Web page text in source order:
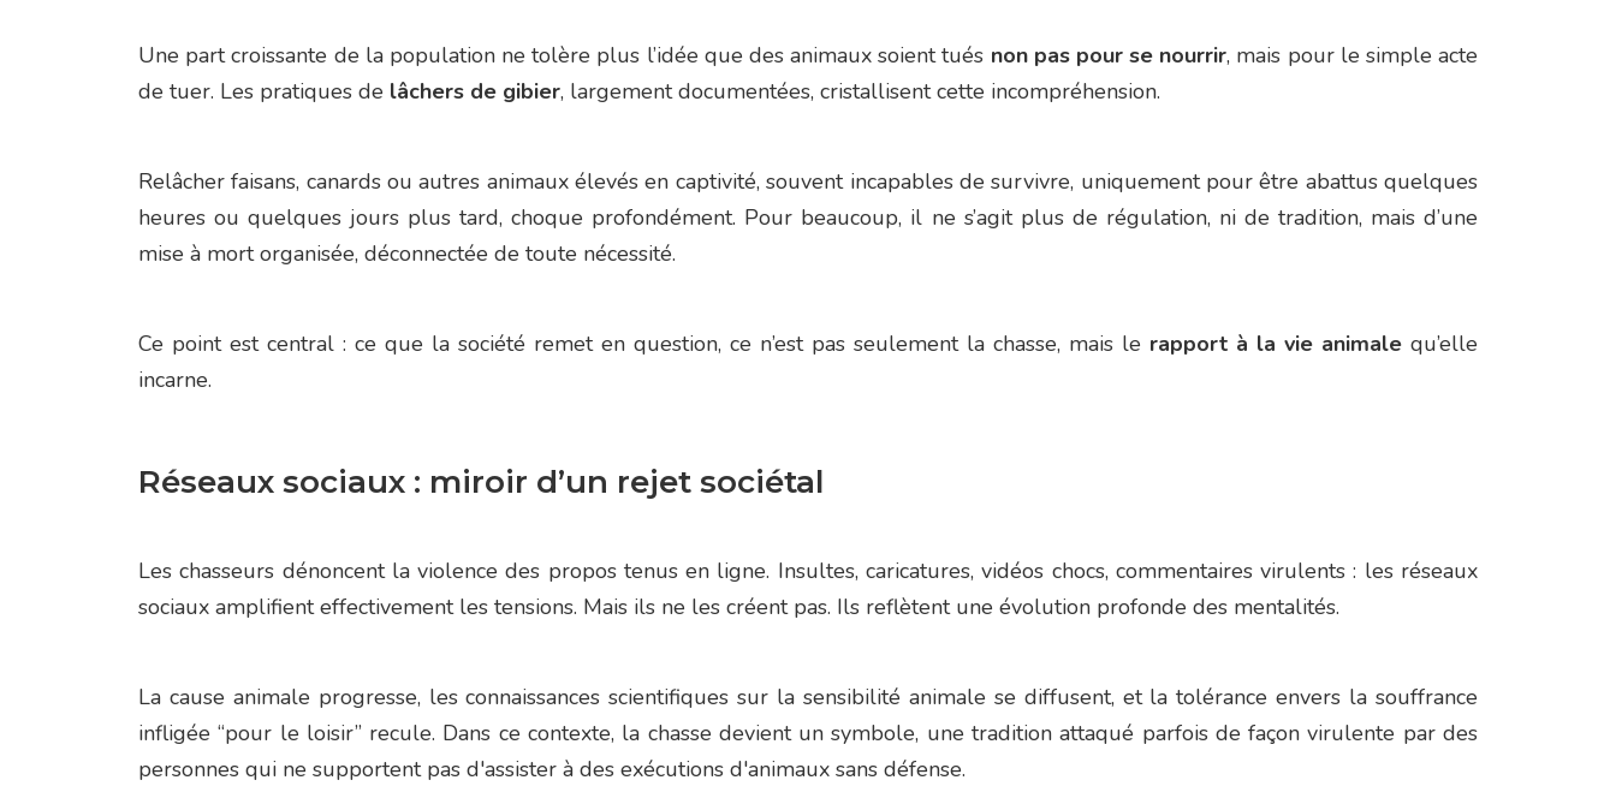
Une part croissante de la population ne tolère plus l’idée que des animaux soient tués non pas pour se nourrir, mais pour le simple acte
de tuer. Les pratiques de lâchers de gibier, largement documentées, cristallisent cette incompréhension.
Relâcher faisans, canards ou autres animaux élevés en captivité, souvent incapables de survivre, uniquement pour être abattus quelques
heures ou quelques jours plus tard, choque profondément. Pour beaucoup, il ne s’agit plus de régulation, ni de tradition, mais d’une
mise à mort organisée, déconnectée de toute nécessité.
Ce point est central : ce que la société remet en question, ce n’est pas seulement la chasse, mais le rapport à la vie animale qu’elle
incarne.
Réseaux sociaux : miroir d’un rejet sociétal
Les chasseurs dénoncent la violence des propos tenus en ligne. Insultes, caricatures, vidéos chocs, commentaires virulents : les réseaux
sociaux amplifient effectivement les tensions. Mais ils ne les créent pas. Ils reflètent une évolution profonde des mentalités.
La cause animale progresse, les connaissances scientifiques sur la sensibilité animale se diffusent, et la tolérance envers la souffrance
infligée “pour le loisir” recule. Dans ce contexte, la chasse devient un symbole, une tradition attaqué parfois de façon virulente par des
personnes qui ne supportent pas d'assister à des exécutions d'animaux sans défense.